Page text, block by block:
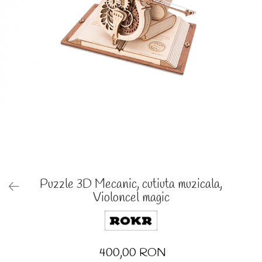
Puzzle 3D Mecanic, cutiuta muzicala,
Violoncel magic
400,00 RON